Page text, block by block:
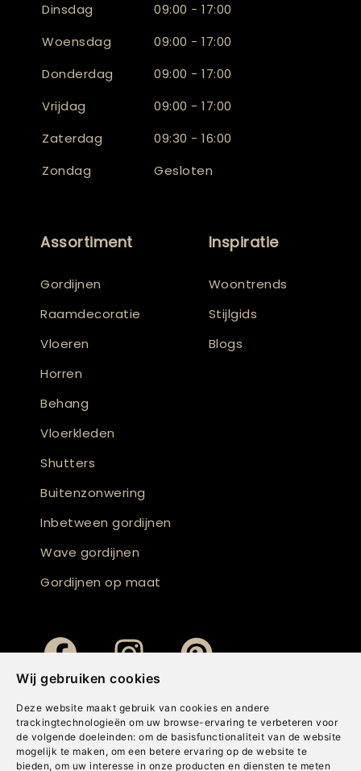
Wij gebruiken cookies
Deze website maakt gebruik van cookies en andere
trackingtechnologieën om uw browse-ervaring te verbeteren voor
de volgende doeleinden: om de basisfunctionaliteit van de website
mogelijk te maken , om een betere ervaring op de website te
bieden, om uw interesse in onze producten en diensten te meten
Dinsdag
09:00 - 17:00
Woensdag
09:00 - 17:00
Donderdag
09:00 - 17:00
Vrijdag
09:00 - 17:00
Zaterdag
09:30 - 16:00
Zondag
Gesloten
Assortiment
Gordijnen
Raamdecoratie
Vloeren
Horren
Behang
Vloerkleden
Shutters
Buitenzonwering
Inbetween gordijnen
Wave gordijnen
Gordijnen op maat
Inspiratie
Woontrends
Stijlgids
Blogs